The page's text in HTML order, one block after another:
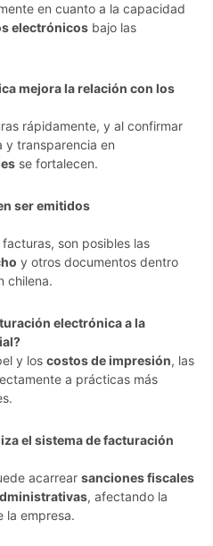
en cuanto a la capacidad
electrónicos bajo las
mejora la relación con los
rápidamente, y al confirmar
y transparencia en
se fortalecen.
ser emitidos
son posibles las
y otros documentos dentro
chilena.
electrónica a la
y los costos de impresión, las
a prácticas más
el sistema de facturación
acarrear sanciones fiscales
, afectando la
la empresa.